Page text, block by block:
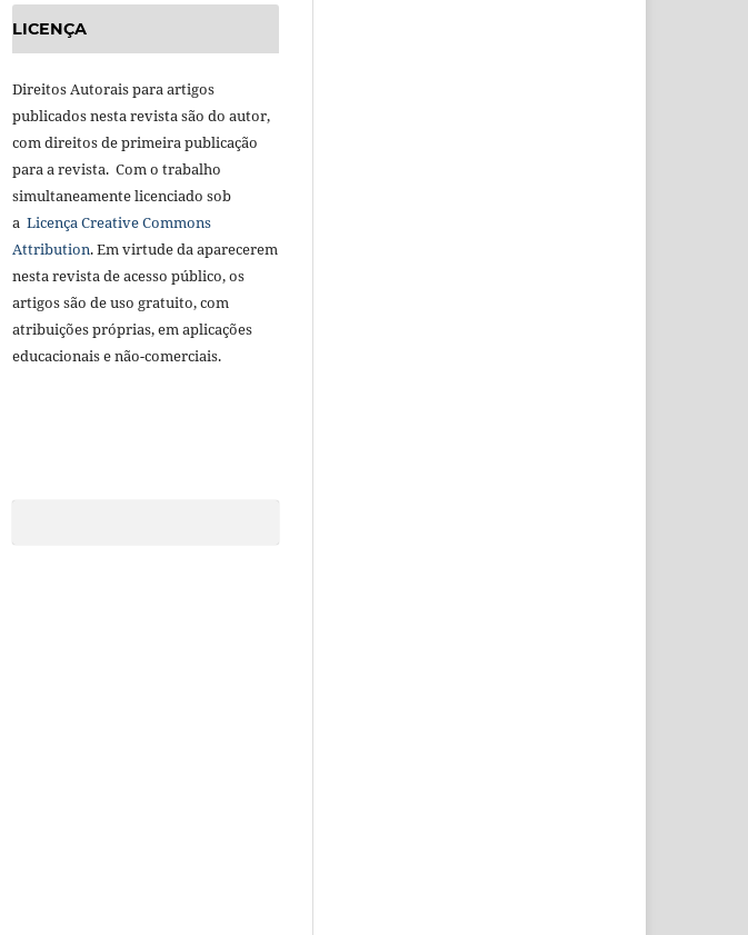
LICENÇA
Direitos Autorais para artigos
publicados nesta revista são do autor,
com direitos de primeira publicação
para a revista. Com o trabalho
simultaneamente licenciado sob
a Licença Creative Commons
Attribution. Em virtude da aparecerem
nesta revista de acesso público, os
artigos são de uso gratuito, com
atribuições próprias, em aplicações
educacionais e não-comerciais.